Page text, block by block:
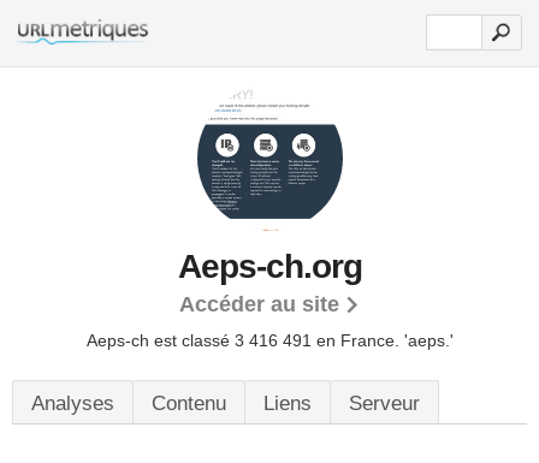
Aeps-ch.org
Accéder au site
Aeps-ch est classé 3 416 491 en France. 'aeps.'
Analyses Contenu Liens Serveur